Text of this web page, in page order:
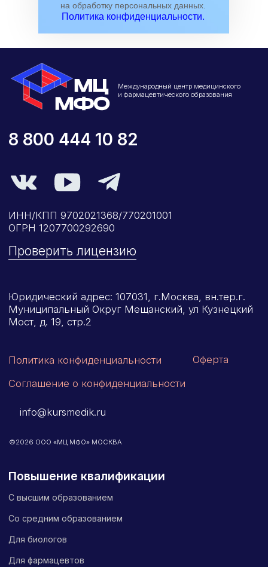
на обработку персональных данных.
Политика конфиденциальности.
©2026 ООО «МЦ МФО» МОСКВА
Соглашение о конфиденциальности
Проверить лицензию
ОГРН 1207700292690
Юридический адрес: 107031, г.Москва, вн.тер.г.
Муниципальный Округ Мещанский, ул Кузнецкий
Мост, д. 19, стр.2
Профессиональная подготовка
Повышение квалификации
Для биологов
С высшим образованием
Неврология
Эндокринология
Молекулярная нутрициология
Со средним образованием
С высшим образованием
О нашем центре
Подготовка документов
Сопровождение первичной
Периодическая аккредитация «под ключ»